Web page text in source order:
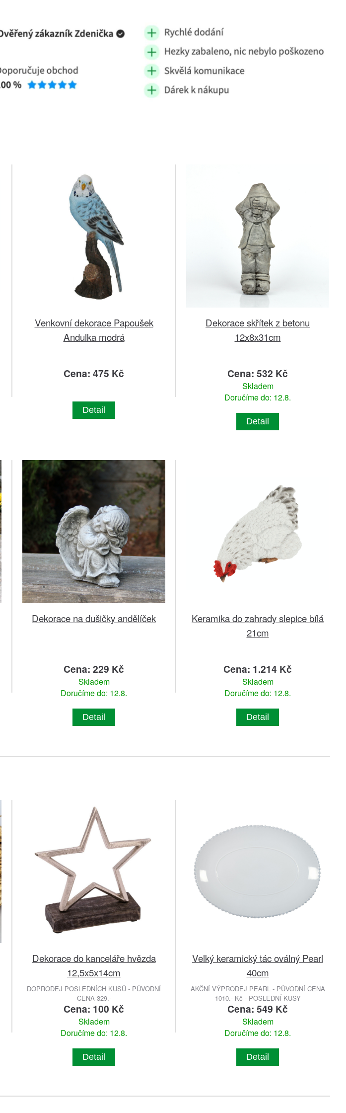
Venkovní dekorace Papoušek
Andulka modrá
Cena: 475 Kč
Detail
Dekorace skřítek z betonu
12x8x31cm
Cena: 532 Kč
Skladem
Doručíme do: 12.8.
Detail
Dekorace na dušičky andělíček
Cena: 229 Kč
Skladem
Doručíme do: 12.8.
Detail
Keramika do zahrady slepice bílá
21cm
Cena: 1.214 Kč
Skladem
Doručíme do: 12.8.
Detail
Dekorace do kanceláře hvězda
12,5x5x14cm
DOPRODEJ POSLEDNÍCH KUSŮ - PŮVODNÍ
CENA 329.-
Cena: 100 Kč
Skladem
Doručíme do: 12.8.
Detail
Velký keramický tác oválný Pearl
40cm
AKČNÍ VÝPRODEJ PEARL - PŮVODNÍ CENA
1010.- Kč - POSLEDNÍ KUSY
Cena: 549 Kč
Skladem
Doručíme do: 12.8.
Detail